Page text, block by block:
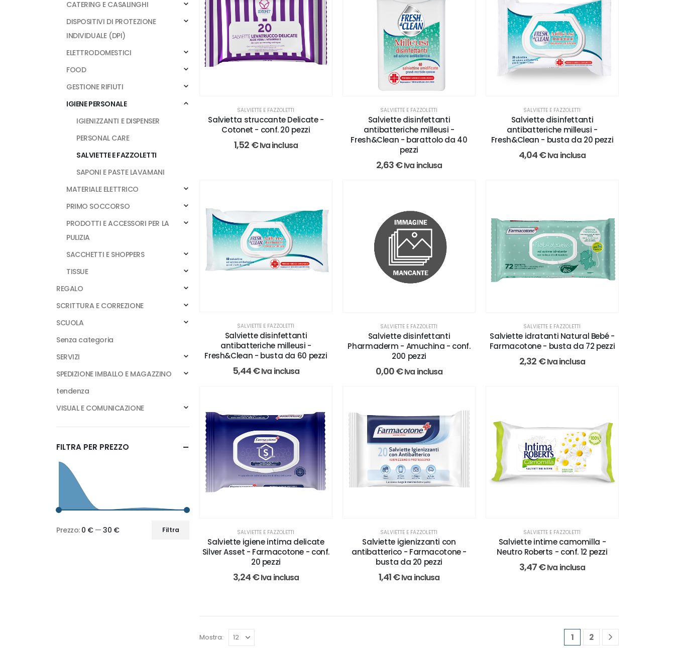
SALVIETTE E FAZZOLETTI
Salvietta struccante Delicate -
Cotonet - conf. 20 pezzi
1,52 €Iva inclusa
SALVIETTE E FAZZOLETTI
Salviette disinfettanti
antibatteriche milleusi -
Fresh&Clean - barattolo da 40
pezzi
2,63€Iva inclusa
SALVIETTE E FAZZOLETTI
Salviette disinfettanti
antibatteriche milleusi -
Fresh&Clean - busta da 20 pezzi
4,04€Iva inclusa
SALVIETTE E FAZZOLETTI
Salviette disinfettanti
antibatteriche milleusi -
Fresh&Clean - busta da 60 pezzi
5,44€Iva inclusa
SALVIETTE E FAZZOLETTI
Salviette disinfettanti
Pharmaderm - Amuchina - conf.
200 pezzi
0,00€Iva inclusa
SALVIETTE E FAZZOLETTI
Salviette idratanti Natural Bebé -
Farmacotone - busta da 72 pezzi
2,32 €Iva inclusa
SALVIETTE E FAZZOLETTI
Salviette igiene intima delicate
Silver Asset - Farmacotone - conf.
20 pezzi
3,24€Iva inclusa
SALVIETTE E FAZZOLETTI
Salviette igienizzanti con
antibatterico - Farmacotone -
busta da 20 pezzi
1,41€Iva inclusa
SALVIETTE E FAZZOLETTI
Salviette intime camomilla -
Neutro Roberts - conf. 12 pezzi
3,47€Iva inclusa
Mostra: 1 2
CATERING E CASALINGHI
DISPOSITIVI DI PROTEZIONE
INDIVIDUALE (DPI)
ELETTRODOMESTICI
FOOD
GESTIONE RIFIUTI
IGIENE PERSONALE
IGIENIZZANTI E DISPENSER
PERSONAL CARE
SALVIETTE E FAZZOLETTI
SAPONI E PASTE LAVAMANI
MATERIALE ELETTRICO
PRIMO SOCCORSO
PRODOTTI E ACCESSORI PER LA
PULIZIA
SACCHETTI E SHOPPERS
TISSUE
REGALO
SCRITTURA E CORREZIONE
SCUOLA
Senza categoria
SERVIZI
SPEDIZIONE IMBALLO E MAGAZZINO
tendenza
VISUAL E COMUNICAZIONE
FILTRA PER PREZZO
Filtra
Prezzo: 0 €—30 €